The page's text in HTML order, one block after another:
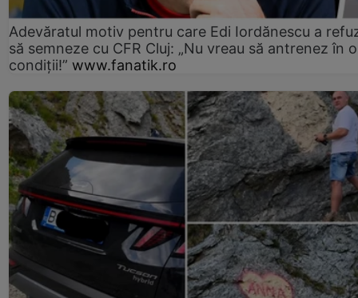
Adevăratul motiv pentru care Edi Iordănescu a
să semneze cu CFR Cluj: „Nu vreau să antrenez în
condiții!” www.fanatik.ro